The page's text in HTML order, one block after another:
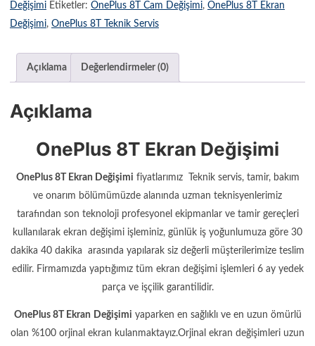
Değişimi Etiketler: OnePlus 8T Cam Değişimi, OnePlus 8T Ekran
Değişimi, OnePlus 8T Teknik Servis
Açıklama Değerlendirmeler (0)
Açıklama
OnePlus 8T Ekran Değişimi
OnePlus 8T Ekran Değişimi fiyatlarımız Teknik servis, tamir, bakım
ve onarım bölümümüzde alanında uzman teknisyenlerimiz
tarafından son teknoloji profesyonel ekipmanlar ve tamir gereçleri
kullanılarak ekran değişimi işleminiz, günlük iş yoğunlumuza göre 30
dakika 40 dakika arasında yapılarak siz değerli müşterilerimize teslim
edilir. Firmamızda yaptığımız tüm ekran değişimi işlemleri 6 ay yedek
parça ve işçilik garantilidir.
OnePlus 8T Ekran Değişimi yaparken en sağlıklı ve en uzun ömürlü
olan %100 orjinal ekran kulanmaktayız.Orjinal ekran değişimleri uzun